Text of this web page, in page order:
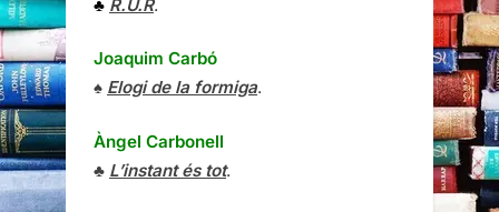
♣ R.U.R.
Joaquim Carbó
♠ Elogi de la formiga.
Àngel Carbonell
♣ L’instant és tot.